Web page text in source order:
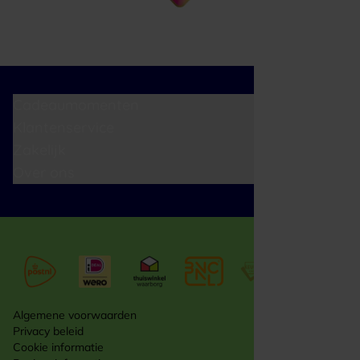
Algemene voorwaarden
Privacy beleid
Cookie informatie